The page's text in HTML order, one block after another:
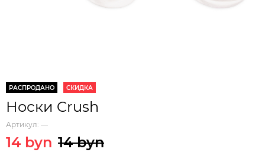
РАСПРОДАНО СКИДКА
Носки Crush
Артикул: —
14 byn 14 byn